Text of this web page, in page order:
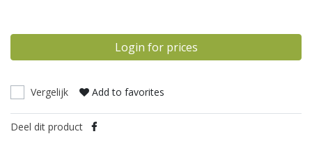
Login for prices
Vergelijk Add to favorites
Deel dit product